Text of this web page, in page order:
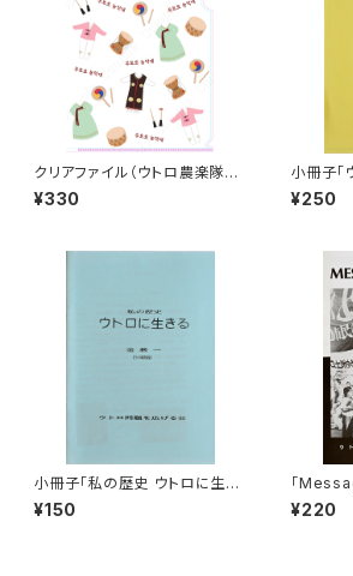
クリアファイル（ウトロ農楽隊コ
ラボ）
¥330
小冊子「
（ウトロ
¥250
小冊子「私の歴史 ウトロに生き
る」金教一（ウトロ問題を広げる
会）
¥150
「
トロ町内
を守る会
¥220